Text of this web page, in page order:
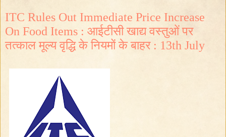
ITC Rules Out Immediate Price Increase
On Food Items : आईटीसी खाद्य वस्तुओं पर
तत्काल मूल्य वृद्धि के नियमों के बाहर : 13th July